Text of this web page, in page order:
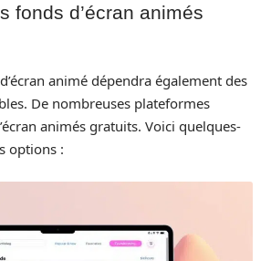
fonds d’écran animés
animé dépendra également des
De nombreuses plateformes
animés gratuits. Voici quelques-
options :